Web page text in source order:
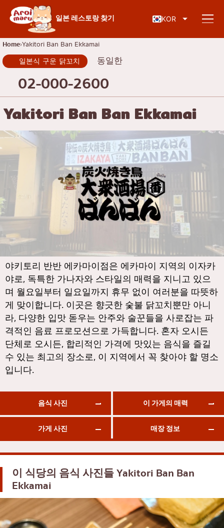
일본 레스토랑 찾기 KOR
일본 음식
레스토랑 찾기
음식 종류로 검색
스시
이자카야
일본식 바비큐/야키니쿠
가츠동/돈까스
샤브샤브/스키야키
일본식 카레
일본식 구운 닭꼬치
소바/우동
일본 과자
튀김
오마카세
프리미엄 일본 레스토랑
사시미/해산물
일본식 서양 음식
구운 장어
일본식 주먹밥
게
돈(덮밥)
뷔페
미쉐린
지역별 검색
차로엔 크룽
통로
동일한
프롬퐁
아소케
아리
풍차 비슷한 것
사톤
너트에 대하여
라마 9세
라차다
프라 카농
플론칫
치들롬
많은
우돔숙
스리라차
지식 칼럼
KOL이 추천하는 기사
HomeYakitori Ban Ban Ekkamai
일본식 구운 닭꼬치 동일한
02-000-2600
Yakitori Ban Ban Ekkamai
야키토리 반반 에카마이점은 에카마이 지역의 이자카
야로, 독특한 가나자와 스타일의 매력을 지니고 있으
며 월요일부터 일요일까지 휴무 없이 여러분을 따뜻하
게 맞이합니다. 이곳은 향긋한 숯불 닭꼬치뿐만 아니
라, 다양한 입맛 돋우는 안주와 술꾼들을 사로잡는 파
격적인 음료 프로모션으로 가득합니다. 혼자 오시든
단체로 오시든, 합리적인 가격에 맛있는 음식을 즐길
수 있는 최고의 장소로, 이 지역에서 꼭 찾아야 할 명소
입니다.
음식 사진 이 가게의 매력
가게 사진 매장 정보
이 식당의 음식 사진들Yakitori Ban Ban
Ekkamai